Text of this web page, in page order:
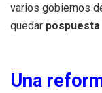
varios gobiernos
quedar
Una